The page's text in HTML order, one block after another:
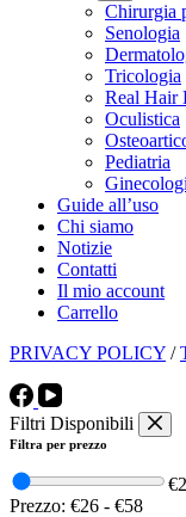
Chirurgia
Senologia
Tricologia
Real Hair
Oculistica
Pediatria
Guide all’uso
Chi siamo
Notizie
Contatti
Il mio account
Carrello
PRIVACY POLICY /
Filtri Disponibili
Filtra per prezzo
Prezzo: €26 - €58